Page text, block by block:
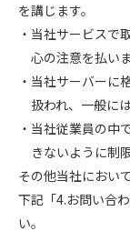
を講じます。
・当社サービスで
心の注意を払いま
・当社サーバーに
扱われ、一般に
・当社従業員の中
きないように制
その他当社におい
下記「4.お問い合
い。